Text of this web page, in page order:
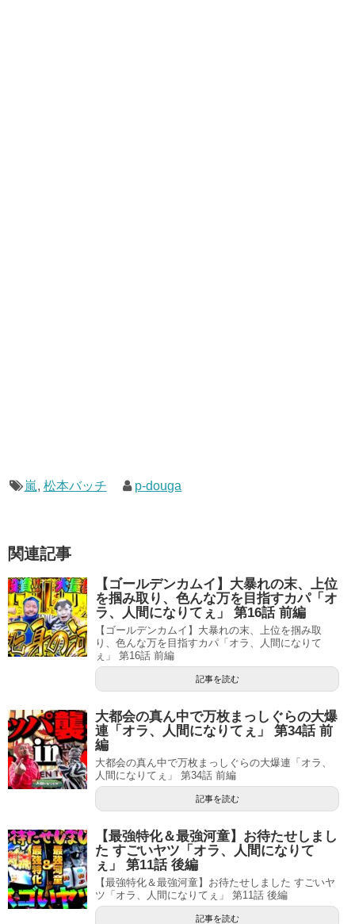
嵐, 松本バッチ p-douga
関連記事
【ゴールデンカムイ】大暴れの末、上位
を掴み取り、色んな万を目指すカパ「オ
ラ、人間になりてぇ」 第16話 前編
【ゴールデンカムイ】大暴れの末、上位を掴み取
り、色んな万を目指すカパ「オラ、人間になりて
ぇ」 第16話 前編
記事を読む
大都会の真ん中で万枚まっしぐらの大爆
連「オラ、人間になりてぇ」 第34話 前
編
大都会の真ん中で万枚まっしぐらの大爆連「オラ、
人間になりてぇ」 第34話 前編
記事を読む
【最強特化＆最強河童】お待たせしまし
た すごいヤツ「オラ、人間になりて
ぇ」 第11話 後編
【最強特化＆最強河童】お待たせしました すごいヤ
ツ「オラ、人間になりてぇ」 第11話 後編
記事を読む